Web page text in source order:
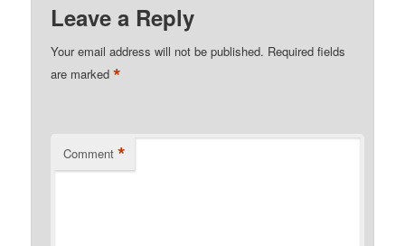
Leave a Reply
Your email address will not be published. Required fields
are marked*
Comment *